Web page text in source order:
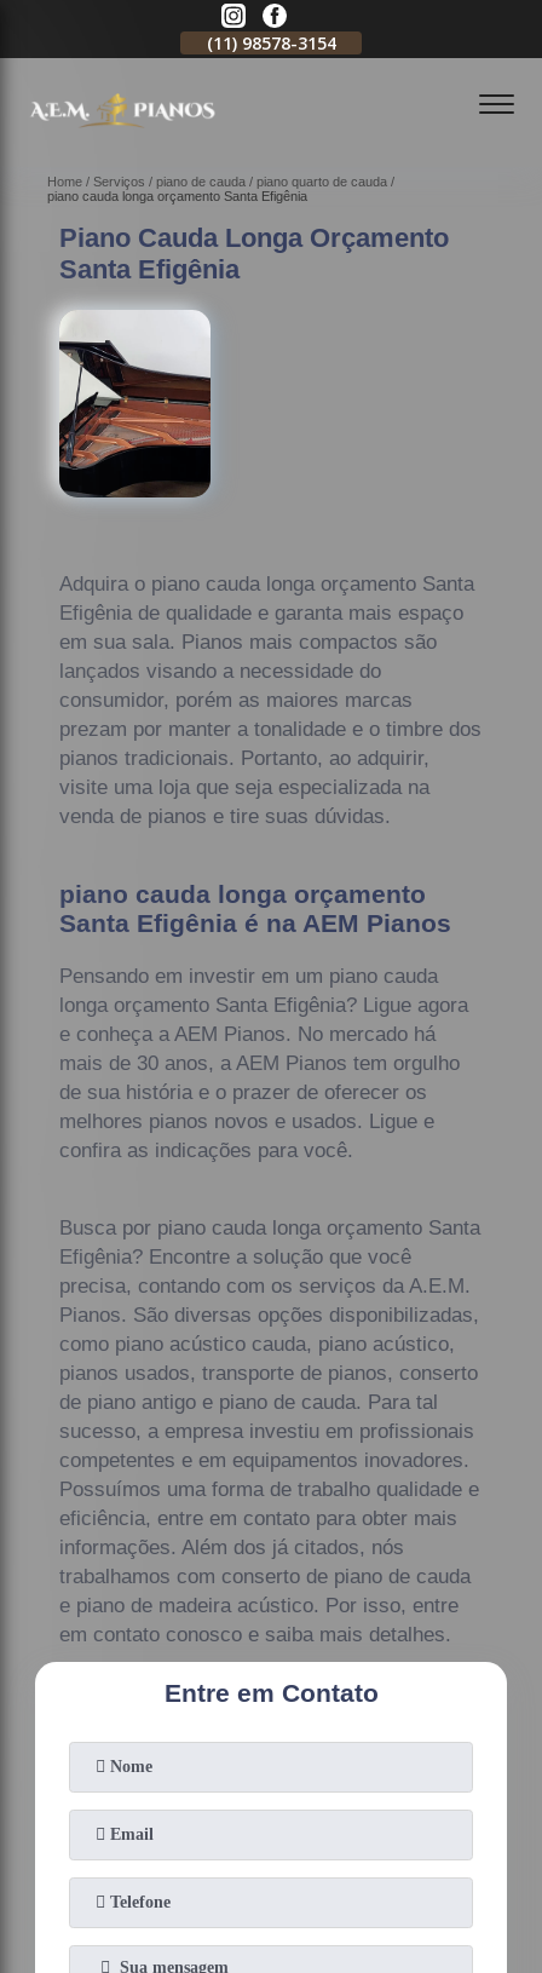
(11) 98578-3154
Home Serviços piano de cauda
piano quarto de cauda
piano cauda longa orçamento Santa Efigênia
Piano Cauda Longa Orçamento
Santa Efigênia
Adquira o piano cauda longa orçamento Santa
Efigênia de qualidade e garanta mais espaço
em sua sala. Pianos mais compactos são
lançados visando a necessidade do
consumidor, porém as maiores marcas
prezam por manter a tonalidade e o timbre dos
pianos tradicionais. Portanto, ao adquirir,
visite uma loja que seja especializada na
venda de pianos e tire suas dúvidas.
piano cauda longa orçamento
Santa Efigênia é na AEM Pianos
Pensando em investir em um piano cauda
longa orçamento Santa Efigênia? Ligue agora
e conheça a AEM Pianos. No mercado há
mais de 30 anos, a AEM Pianos tem orgulho
de sua história e o prazer de oferecer os
melhores pianos novos e usados. Ligue e
confira as indicações para você.
Busca por piano cauda longa orçamento Santa
Efigênia? Encontre a solução que você
precisa, contando com os serviços da A.E.M.
Pianos. São diversas opções disponibilizadas,
como piano acústico cauda, piano acústico,
pianos usados, transporte de pianos, conserto
de piano antigo e piano de cauda. Para tal
sucesso, a empresa investiu em profissionais
competentes e em equipamentos inovadores.
Possuímos uma forma de trabalho qualidade e
eficiência, entre em contato para obter mais
informações. Além dos já citados, nós
trabalhamos com conserto de piano de cauda
e piano de madeira acústico. Por isso, entre
em contato conosco e saiba mais detalhes.
Entre em Contato